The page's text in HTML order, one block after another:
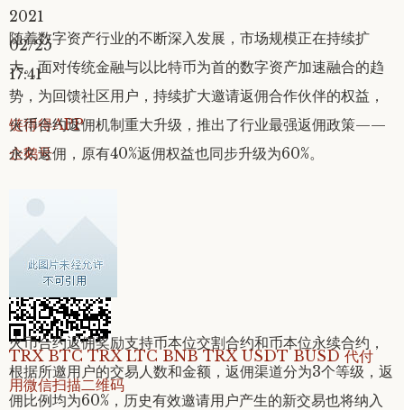
2021
02/25
17:41
链得得APP
企鹅号
分享
TRX BTC TRX LTC BNB TRX USDT BUSD 代付
用微信扫描二维码
随着数字资产行业的不断深入发展，市场规模正在持续扩
大。面对传统金融与以比特币为首的数字资产加速融合的趋
势，为回馈社区用户，持续扩大邀请返佣合作伙伴的权益，
火币合约返佣机制重大升级，推出了行业最强返佣政策——
永久返佣，原有40%返佣权益也同步升级为60%。
火币合约返佣奖励支持币本位交割合约和币本位永续合约，
根据所邀用户的交易人数和金额，返佣渠道分为3个等级，返
佣比例均为60%，历史有效邀请用户产生的新交易也将纳入